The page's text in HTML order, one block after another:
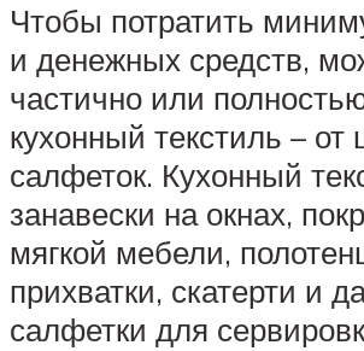
Чтобы потратить
и денежных средств,
частично или
кухонный текстиль – от
салфеток. Кухонный
занавески на окнах,
мягкой мебели,
прихватки, скатерти и
салфетки для